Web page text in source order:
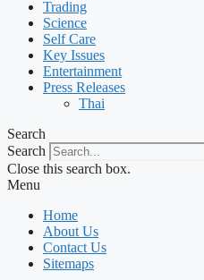
Trading
Science
Self Care
Key Issues
Entertainment
Press Releases
Thai
Search
Search
Close this search box.
Menu
Home
About Us
Contact Us
Sitemaps